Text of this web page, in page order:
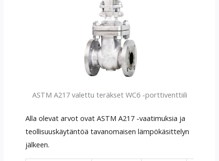
ASTM A217 valettu teräkset WC6 -porttiventtiili
Alla olevat arvot ovat ASTM A217 -vaatimuksia ja
teollisuuskäytäntöä tavanomaisen lämpökäsittelyn
jälkeen.